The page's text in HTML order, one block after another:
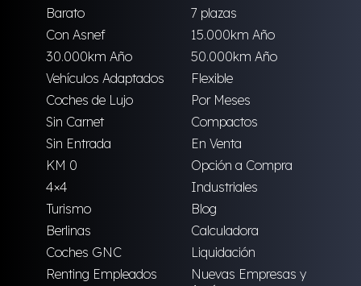
Barato
7 plazas
Con Asnef
15.000km Año
30.000km Año
50.000km Año
Vehículos Adaptados
Flexible
Coches de Lujo
Por Meses
Sin Carnet
Compactos
Sin Entrada
En Venta
KM 0
Opción a Compra
4×4
Industriales
Turismo
Blog
Berlinas
Calculadora
Coches GNC
Liquidación
Renting Empleados
Nuevas Empresas y